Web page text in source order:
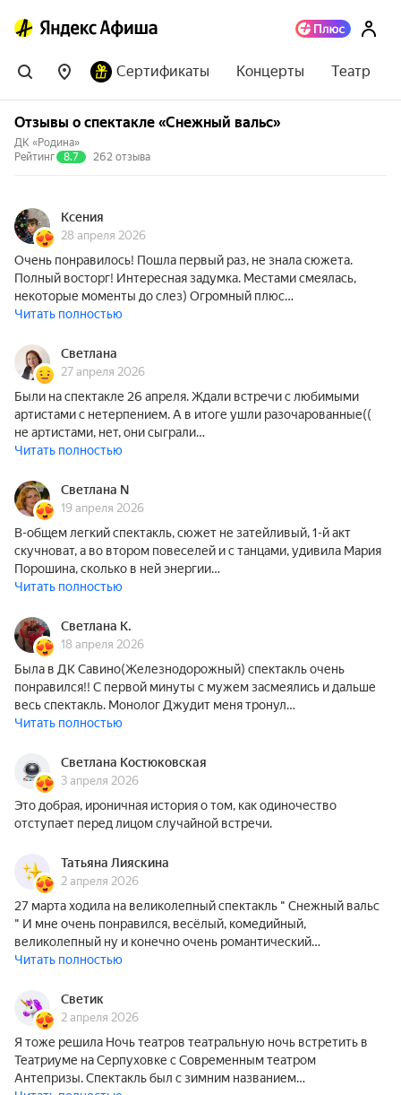
Сертификаты Концерты Театр
Отзывы о спектакле «Снежный вальс»
ДК «Родина»
Рейтинг
8.7 262 отзыва
Ксения
28 апреля 2026
Очень понравилось! Пошла первый раз, не знала сюжета.
Полный восторг! Интересная задумка. Местами смеялась,
некоторые моменты до слез) Огромный плюс…
Читать полностью
Светлана
27 апреля 2026
Были на спектакле 26 апреля. Ждали встречи с любимыми
артистами с нетерпением. А в итоге ушли разочарованные((
не артистами, нет, они сыграли…
Читать полностью
Светлана N
19 апреля 2026
В-общем легкий спектакль, сюжет не затейливый, 1-й акт
скучноват, а во втором повеселей и с танцами, удивила Мария
Порошина, сколько в ней энергии…
Читать полностью
Светлана К.
18 апреля 2026
Была в ДК Савино(Железнодорожный) спектакль очень
понравился!! С первой минуты с мужем засмеялись и дальше
весь спектакль. Монолог Джудит меня тронул…
Читать полностью
Светлана Костюковская
3 апреля 2026
Это добрая, ироничная история о том, как одиночество
отступает перед лицом случайной встречи.
Татьяна Лияскина
2 апреля 2026
27 марта ходила на великолепный спектакль " Снежный вальс
" И мне очень понравился, весёлый, комедийный,
великолепный ну и конечно очень романтический…
Читать полностью
Светик
2 апреля 2026
Я тоже решила Ночь театров театральную ночь встретить в
Театриуме на Серпуховке с Современным театром
Антепризы. Спектакль был с зимним названием…